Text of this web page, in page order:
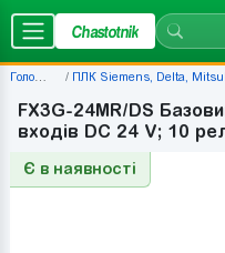
Chastotnik
Головна ПЛК Siemens, Delta,
FX3G-24MR/DS
входів DC 24 V; 10
Є в наявності